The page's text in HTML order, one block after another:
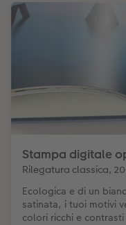
Stampa digitale
Rilegatura classica,
Ecologica e di un
satinata, i tuoi motivi
colori ricchi e